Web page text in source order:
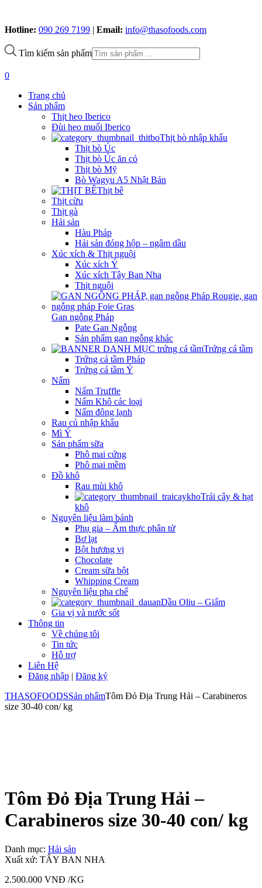
Hotline: 090 269 7199 | Email: info@thasofoods.com
Tìm kiếm sản phẩm
0
Trang chủ
Sản phẩm
Thịt heo Iberico
Đùi heo muối Iberico
Thịt bò nhập khẩu
Thịt bò Úc
Thịt bò Úc ăn cỏ
Thịt bò Mỹ
Bò Wagyu A5 Nhật Bản
Thịt bê
Thịt cừu
Thịt gà
Hải sản
Hàu Pháp
Hải sản đóng hộp – ngâm dầu
Xúc xích & Thịt nguội
Xúc xích Ý
Xúc xích Tây Ban Nha
Thịt nguội
Gan ngỗng Pháp
Pate Gan Ngỗng
Sản phẩm gan ngỗng khác
Trứng cá tầm
Trứng cá tầm Pháp
Trứng cá tầm Ý
Nấm
Nấm Truffle
Nấm Khô các loại
Nấm đông lạnh
Rau củ nhập khẩu
Mì Ý
Sản phẩm sữa
Phô mai cứng
Phô mai mềm
Đồ khô
Rau mùi khô
Trái cây & hạt
khô
Nguyên liệu làm bánh
Phụ gia – Ẩm thực phân tử
Bơ lạt
Bột hương vị
Chocolate
Cream sữa bột
Whipping Cream
Nguyên liệu pha chế
Dầu Oliu – Giấm
Gia vị và nước sốt
Thông tin
Về chúng tôi
Tin tức
Hỗ trợ
Liên Hệ
Đăng nhập | Đăng ký
THASOFOODSSản phẩmTôm Đỏ Địa Trung Hải – Carabineros
size 30-40 con/ kg
Tôm Đỏ Địa Trung Hải –
Carabineros size 30-40 con/ kg
Danh mục: Hải sản
Xuất xứ: TÂY BAN NHA
2.500.000 VNĐ /KG